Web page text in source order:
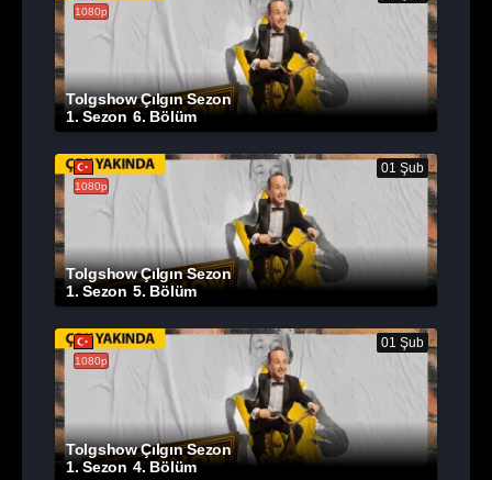
1080p
Tolgshow Çılgın Sezon
1. Sezon 6. Bölüm
1080p
01 Şub
Tolgshow Çılgın Sezon
1. Sezon 5. Bölüm
1080p
01 Şub
Tolgshow Çılgın Sezon
1. Sezon 4. Bölüm